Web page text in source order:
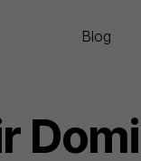
Blog